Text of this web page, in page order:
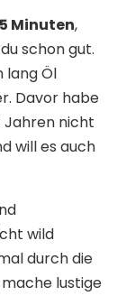
Minuten,
schon gut.
lang Öl
Davor habe
Jahren nicht
will es auch
wild
durch die
lustige